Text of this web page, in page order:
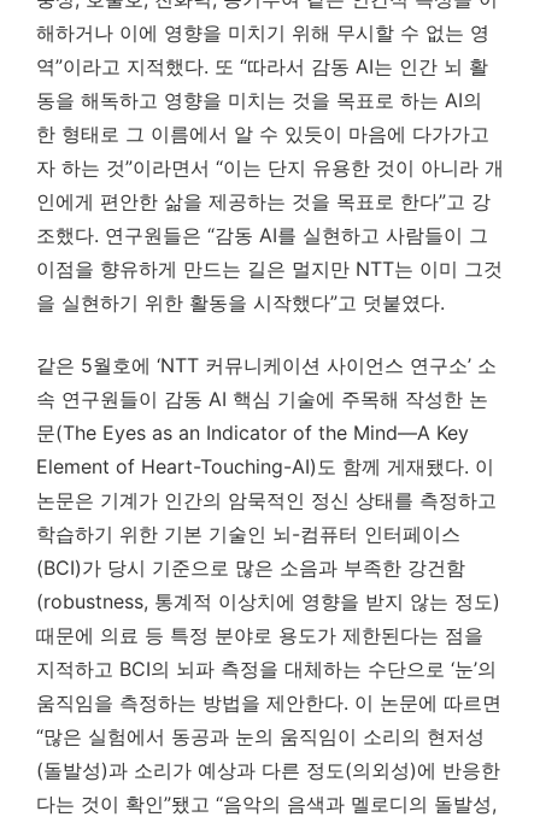
해하거나 이에 영향을 미치기 위해 무시할 수 없는 영
역”이라고 지적했다. 또 “따라서 감동 AI는 인간 뇌 활
동을 해독하고 영향을 미치는 것을 목표로 하는 AI의
한 형태로 그 이름에서 알 수 있듯이 마음에 다가가고
자 하는 것”이라면서 “이는 단지 유용한 것이 아니라 개
인에게 편안한 삶을 제공하는 것을 목표로 한다”고 강
조했다. 연구원들은 “감동 AI를 실현하고 사람들이 그
이점을 향유하게 만드는 길은 멀지만 NTT는 이미 그것
을 실현하기 위한 활동을 시작했다”고 덧붙였다.
같은 5월호에 ‘NTT 커뮤니케이션 사이언스 연구소’ 소
속 연구원들이 감동 AI 핵심 기술에 주목해 작성한 논
문(The Eyes as an Indicator of the Mind—A Key
Element of Heart-Touching-AI)도 함께 게재됐다. 이
논문은 기계가 인간의 암묵적인 정신 상태를 측정하고
학습하기 위한 기본 기술인 뇌-컴퓨터 인터페이스
(BCI)가 당시 기준으로 많은 소음과 부족한 강건함
(robustness, 통계적 이상치에 영향을 받지 않는 정도)
때문에 의료 등 특정 분야로 용도가 제한된다는 점을
지적하고 BCI의 뇌파 측정을 대체하는 수단으로 ‘눈’의
움직임을 측정하는 방법을 제안한다. 이 논문에 따르면
“많은 실험에서 동공과 눈의 움직임이 소리의 현저성
(돌발성)과 소리가 예상과 다른 정도(의외성)에 반응한
다는 것이 확인”됐고 “음악의 음색과 멜로디의 돌발성,